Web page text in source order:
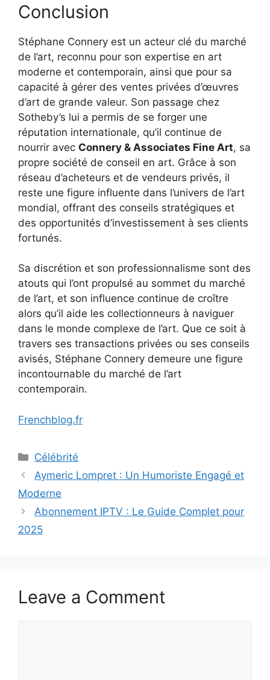
Conclusion
Stéphane Connery est un acteur clé du marché
de l’art, reconnu pour son expertise en art
moderne et contemporain, ainsi que pour sa
capacité à gérer des ventes privées d’œuvres
d’art de grande valeur. Son passage chez
Sotheby’s lui a permis de se forger une
réputation internationale, qu’il continue de
nourrir avec Connery & Associates Fine Art, sa
propre société de conseil en art. Grâce à son
réseau d’acheteurs et de vendeurs privés, il
reste une figure influente dans l’univers de l’art
mondial, offrant des conseils stratégiques et
des opportunités d’investissement à ses clients
fortunés.
Sa discrétion et son professionnalisme sont des
atouts qui l’ont propulsé au sommet du marché
de l’art, et son influence continue de croître
alors qu’il aide les collectionneurs à naviguer
dans le monde complexe de l’art. Que ce soit à
travers ses transactions privées ou ses conseils
avisés, Stéphane Connery demeure une figure
incontournable du marché de l’art
contemporain.
Frenchblog.fr
Categories
Célébrité
Aymeric Lompret : Un Humoriste Engagé et
Moderne
Abonnement IPTV : Le Guide Complet pour
2025
Leave a Comment